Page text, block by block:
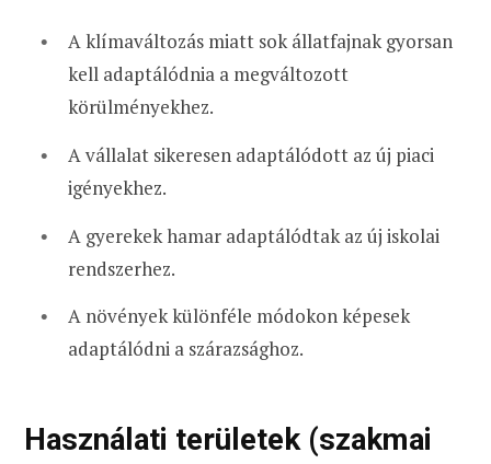
A klímaváltozás miatt sok állatfajnak gyorsan
kell adaptálódnia a megváltozott
körülményekhez.
A vállalat sikeresen adaptálódott az új piaci
igényekhez.
A gyerekek hamar adaptálódtak az új iskolai
rendszerhez.
A növények különféle módokon képesek
adaptálódni a szárazsághoz.
Használati területek (szakmai